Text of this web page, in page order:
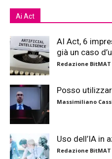
Ai Act
AI Act, 6
già un caso
Redazione BitMAT
Posso
Massimiliano
Uso dell’IA in
Redazione BitMAT